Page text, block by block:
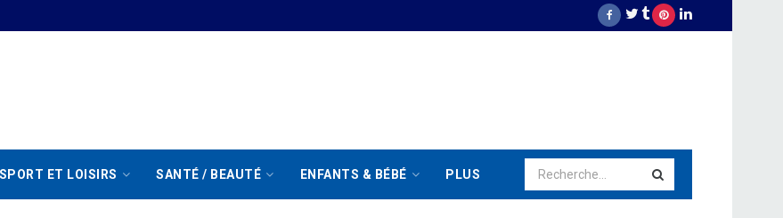
SPORT ET LOISIRS SANTÉ / BEAUTÉ ENFANTS & BÉBÉ PLUS